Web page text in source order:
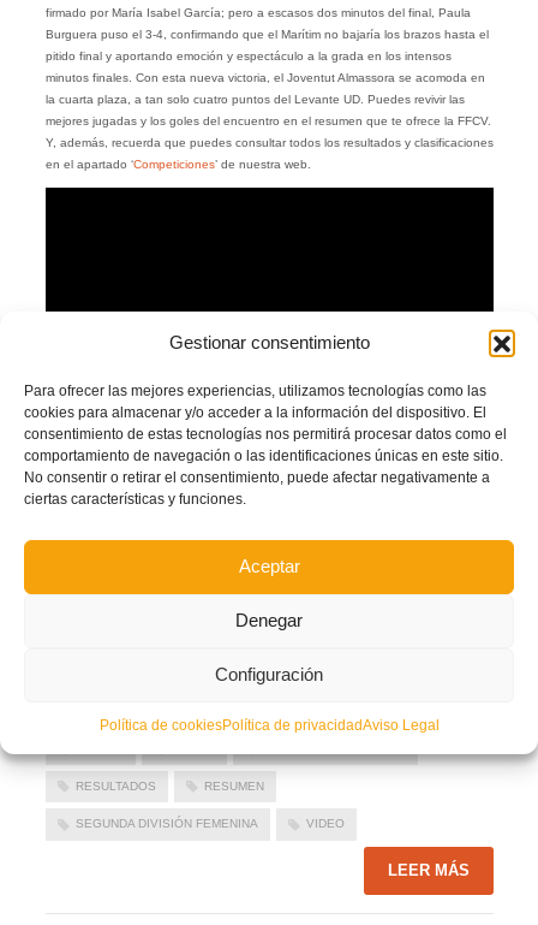
Gestionar consentimiento
Para ofrecer las mejores experiencias, utilizamos tecnologías como las
cookies para almacenar y/o acceder a la información del dispositivo. El
consentimiento de estas tecnologías nos permitirá procesar datos como el
comportamiento de navegación o las identificaciones únicas en este sitio.
No consentir o retirar el consentimiento, puede afectar negativamente a
ciertas características y funciones.
Aceptar
Denegar
Configuración
Política de cookiesPolítica de privacidadAviso Legal
firmado por María Isabel García; pero a escasos dos minutos del final, Paula
Burguera puso el 3-4, confirmando que el Marítim no bajaría los brazos hasta el
pitido final y aportando emoción y espectáculo a la grada en los intensos
minutos finales. Con esta nueva victoria, el Joventut Almassora se acomoda en
la cuarta plaza, a tan solo cuatro puntos del Levante UD. Puedes revivir las
mejores jugadas y los goles del encuentro en el resumen que te ofrece la FFCV.
Y, además, recuerda que puedes consultar todos los resultados y clasificaciones
en el apartado ‘Competiciones’ de nuestra web.
Compartir
RESULTADOS RESUMEN
SEGUNDA DIVISIÓN FEMENINA VIDEO
LEER MÁS